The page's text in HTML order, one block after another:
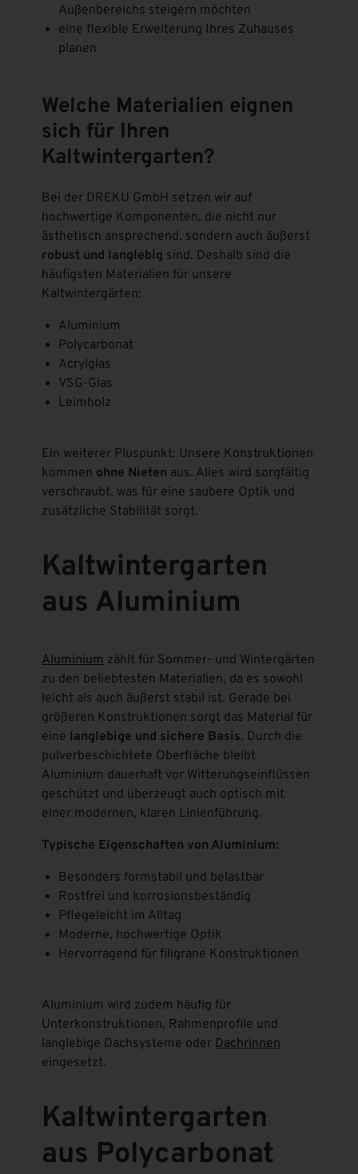
Außenbereichs steigern möchten
eine flexible Erweiterung Ihres Zuhauses
planen
Welche Materialien eignen
sich für Ihren
Kaltwintergarten?
Bei der DREKU GmbH setzen wir auf
hochwertige Komponenten, die nicht nur
ästhetisch ansprechend, sondern auch äußerst
robust und langlebig sind. Deshalb sind die
häufigsten Materialien für unsere
Kaltwintergärten:
Aluminium
Polycarbonat
Acrylglas
VSG-Glas
Leimholz
Ein weiterer Pluspunkt: Unsere Konstruktionen
kommen ohne Nieten aus. Alles wird sorgfältig
verschraubt, was für eine saubere Optik und
zusätzliche Stabilität sorgt.
Kaltwintergarten
aus Aluminium
Aluminium zählt für Sommer- und Wintergärten
zu den beliebtesten Materialien, da es sowohl
leicht als auch äußerst stabil ist. Gerade bei
größeren Konstruktionen sorgt das Material für
eine langlebige und sichere Basis. Durch die
pulverbeschichtete Oberfläche bleibt
Aluminium dauerhaft vor Witterungseinflüssen
geschützt und überzeugt auch optisch mit
einer modernen, klaren Linienführung.
Typische Eigenschaften von Aluminium:
Besonders formstabil und belastbar
Rostfrei und korrosionsbeständig
Pflegeleicht im Alltag
Moderne, hochwertige Optik
Hervorragend für filigrane Konstruktionen
Aluminium wird zudem häufig für
Unterkonstruktionen, Rahmenprofile und
langlebige Dachsysteme oder Dachrinnen
eingesetzt.
Kaltwintergarten
aus Polycarbonat